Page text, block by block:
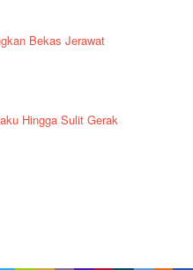
Bekas Jerawat
Hingga Sulit Gerak